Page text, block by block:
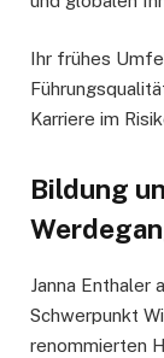
Ihr frühes
Karriere im
Bildung
Janna Enthaler
Schwerpunkt
renommierten